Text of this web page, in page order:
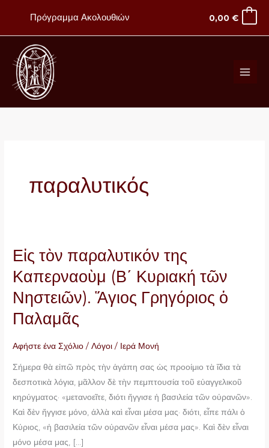
περιεχόμενο
Πρόγραμμα Ακολουθιών 0,00 €
παραλυτικός
Εἰς τὸν παραλυτικόν της
Καπερναοὺμ (Β΄ Κυριακή τῶν
Νηστειῶν). Ἅγιος Γρηγόριος ὁ
Παλαμᾶς
Αφήστε ένα Σχόλιο /Λόγοι / Ιερά Μονή
Σήμερα θὰ εἰπῶ πρὸς τὴν ἀγάπη σας ὡς προοίμιο τὰ ἴδια τὰ
δεσποτικὰ λόγια, μᾶλλον δὲ τὴν πεμπτουσία τοῦ εὐαγγελικοῦ
κηρύγματος· «μετανοεῖτε, διότι ἤγγισε ἡ βασιλεία τῶν οὐρανῶν».
Καὶ δὲν ἤγγισε μόνο, ἀλλὰ καὶ εἶναι μέσα μας· διότι, εἶπε πάλι ὁ
Κύριος, «ἡ βασιλεία τῶν οὐρανῶν εἶναι μέσα μας». Καὶ δὲν εἶναι
μόνο μέσα μας, […]
Εἰς
παραλυτικόν
της
Καπερναοὺμ
(Β΄
Κυριακή
Νηστειῶν).
Ἅγιος
Γρηγόριος
ὁ
Παλαμᾶς